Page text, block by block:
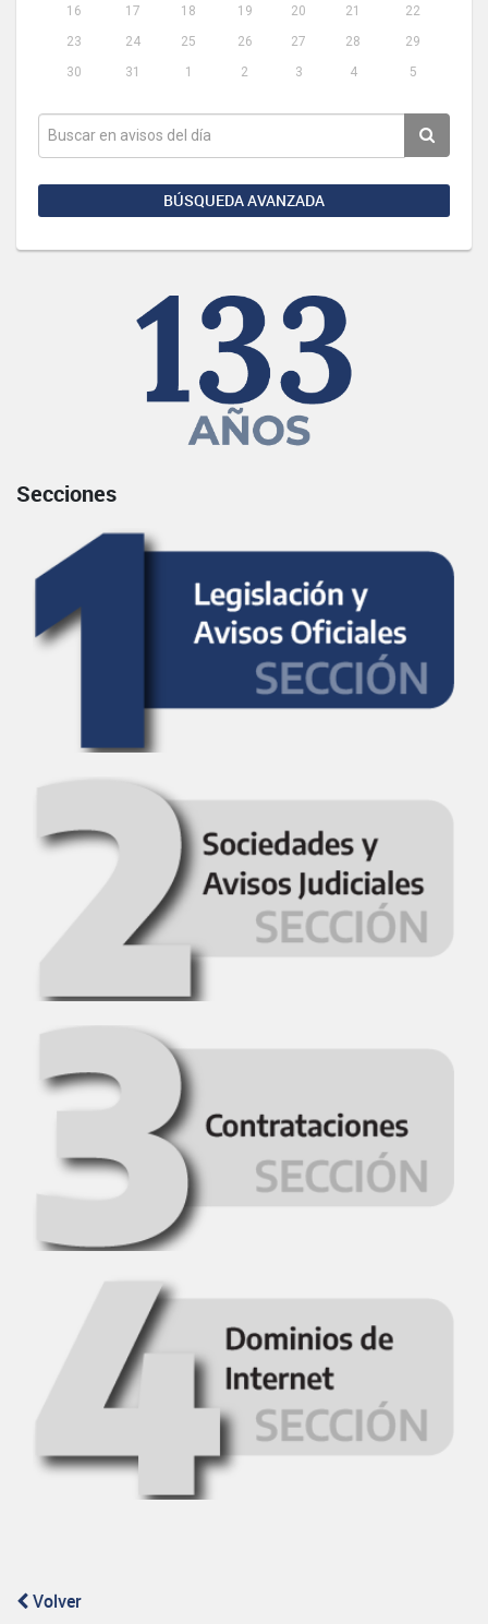
16
17 18 19 20 21
22
23
24 25 26 27 28
29
30
31 1 2 3 4 5
BÚSQUEDA AVANZADA
Secciones
Volver